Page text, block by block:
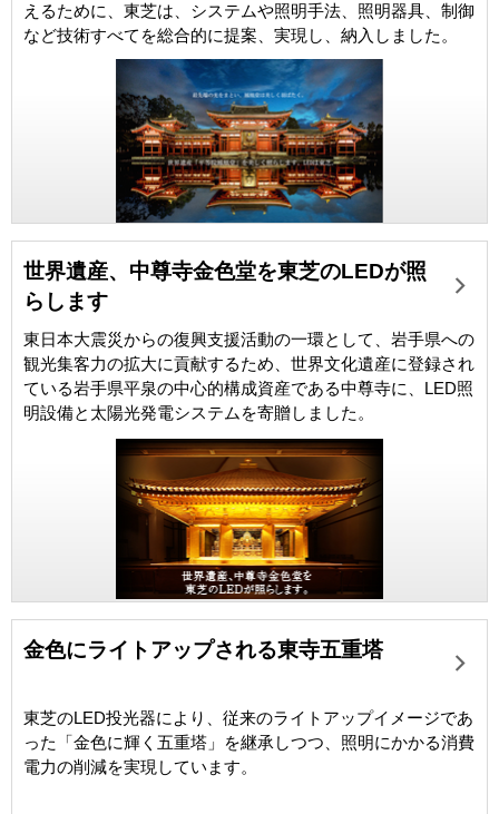
えるために、東芝は、システムや照明手法、照明器具、制御
など技術すべてを総合的に提案、実現し、納入しました。
世界遺産、中尊寺金色堂を東芝のLEDが照
らします
東日本大震災からの復興支援活動の一環として、岩手県への
観光集客力の拡大に貢献するため、世界文化遺産に登録され
ている岩手県平泉の中心的構成資産である中尊寺に、LED照
明設備と太陽光発電システムを寄贈しました。
金色にライトアップされる東寺五重塔
東芝のLED投光器により、従来のライトアップイメージであ
った「金色に輝く五重塔」を継承しつつ、照明にかかる消費
電力の削減を実現しています。